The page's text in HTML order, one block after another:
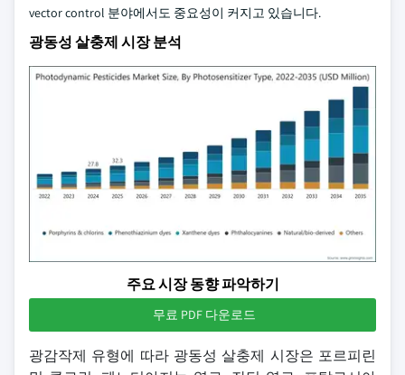
vector control 분야에서도 중요성이 커지고 있습니다.
광동성 살충제 시장 분석
주요 시장 동향 파악하기
무료 PDF 다운로드
광감작제 유형에 따라 광동성 살충제 시장은 포르피린